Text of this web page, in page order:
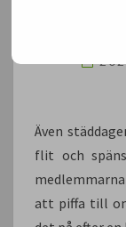
Även
flit och
att piffa till